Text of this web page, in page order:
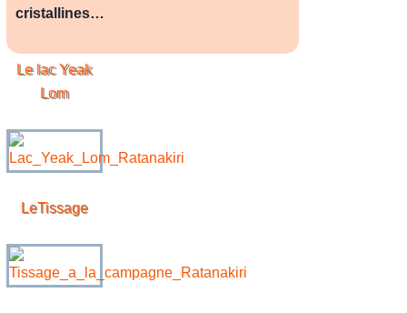
cristallines…
Le lacYeak
Lom
LeTissage